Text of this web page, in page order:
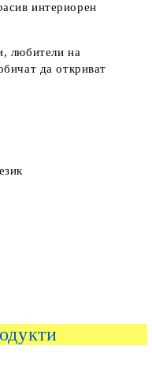
интериорен
любители на
да откриват